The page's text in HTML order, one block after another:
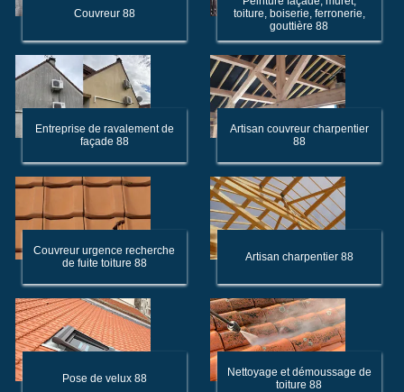
Couvreur 88
toiture, boiserie, ferronerie,
gouttière 88
Entreprise de ravalement de
façade 88
Artisan couvreur charpentier
88
Couvreur urgence recherche
de fuite toiture 88
Artisan charpentier 88
Pose de velux 88
Nettoyage et démoussage de
toiture 88